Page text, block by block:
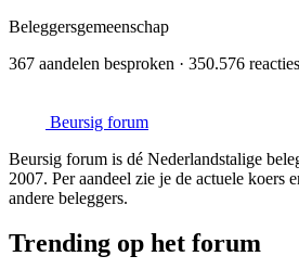
Beleggersgemeenschap
367 aandelen besproken · 350.576
Beursig forum
Beursig forum is dé Nederlandstalige
2007. Per aandeel zie je de actuele koers
andere beleggers.
Trending op het forum